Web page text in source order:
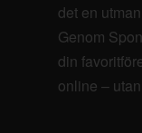
det en
Genom
din
online –